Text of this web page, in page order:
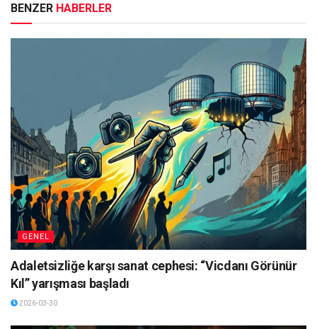
BENZER HABERLER
GENEL
Adaletsizliğe karşı sanat cephesi: “Vicdanı Görünür
Kıl” yarışması başladı
2026-03-30